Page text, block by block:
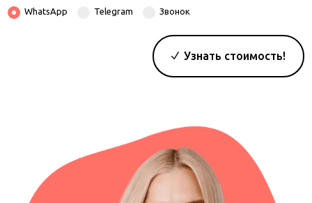
WhatsApp Telegram Звонок
Узнать стоимость!